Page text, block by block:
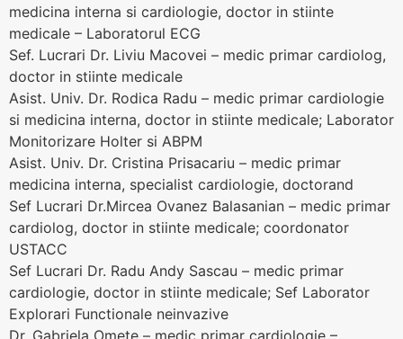
medicina interna si cardiologie, doctor in stiinte
medicale – Laboratorul ECG
Sef. Lucrari Dr. Liviu Macovei – medic primar cardiolog,
doctor in stiinte medicale
Asist. Univ. Dr. Rodica Radu – medic primar cardiologie
si medicina interna, doctor in stiinte medicale; Laborator
Monitorizare Holter si ABPM
Asist. Univ. Dr. Cristina Prisacariu – medic primar
medicina interna, specialist cardiologie, doctorand
Sef Lucrari Dr.Mircea Ovanez Balasanian – medic primar
cardiolog, doctor in stiinte medicale; coordonator
USTACC
Sef Lucrari Dr. Radu Andy Sascau – medic primar
cardiologie, doctor in stiinte medicale; Sef Laborator
Explorari Functionale neinvazive
Dr. Gabriela Omete – medic primar cardiologie –